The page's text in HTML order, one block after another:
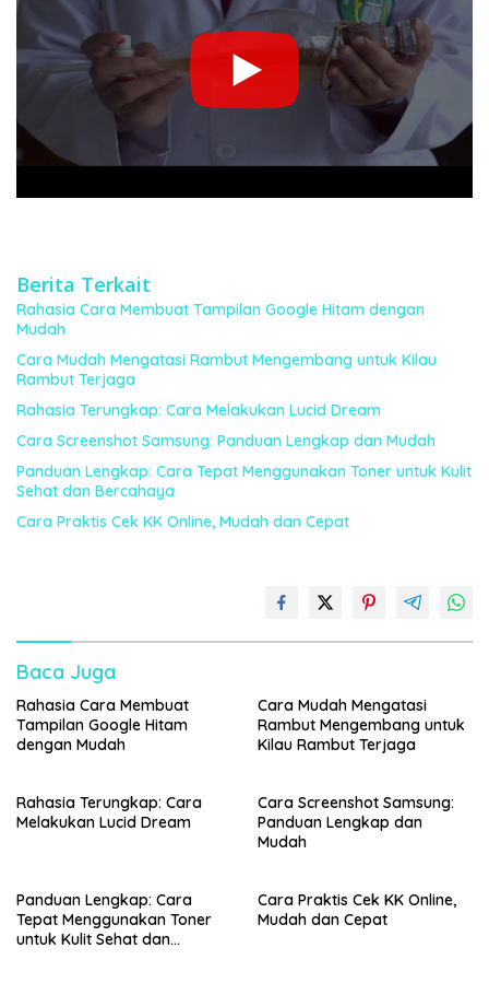
Berita Terkait
Rahasia Cara Membuat Tampilan Google Hitam dengan
Mudah
Cara Mudah Mengatasi Rambut Mengembang untuk Kilau
Rambut Terjaga
Rahasia Terungkap: Cara Melakukan Lucid Dream
Cara Screenshot Samsung: Panduan Lengkap dan Mudah
Panduan Lengkap: Cara Tepat Menggunakan Toner untuk Kulit
Sehat dan Bercahaya
Cara Praktis Cek KK Online, Mudah dan Cepat
Baca Juga
Rahasia Cara Membuat
Tampilan Google Hitam
dengan Mudah
Cara Mudah Mengatasi
Rambut Mengembang untuk
Kilau Rambut Terjaga
Rahasia Terungkap: Cara
Melakukan Lucid Dream
Cara Screenshot Samsung:
Panduan Lengkap dan
Mudah
Panduan Lengkap: Cara
Tepat Menggunakan Toner
untuk Kulit Sehat dan
Cara Praktis Cek KK Online,
Mudah dan Cepat